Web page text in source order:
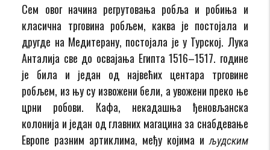
Сем овог начина регрутовања робља и робиња и
класична трговина робљем, каква је постојала и
другде на Медитерану, постојала је у Турској. Лука
Анталија све до освајања Египта 1516–1517. године
је била и један од највећих центара трговине
робљем, из њу су извожени бели, а увожени преко ње
црни робови. Кафа, некадашња ђеновљанска
колонија и један од главних магацина за снабдевање
Европе разним артиклима, међу којима и људским